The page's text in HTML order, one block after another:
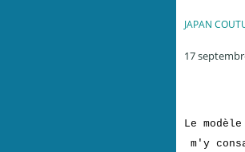
JAPAN
17
Le
m'y